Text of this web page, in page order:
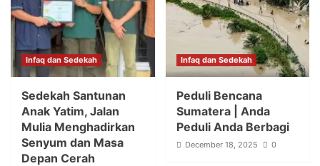
Infaq dan Sedekah
Sedekah Santunan
Anak Yatim, Jalan
Mulia Menghadirkan
Senyum dan Masa
Depan Cerah
Infaq dan Sedekah
Peduli Bencana
Sumatera | Anda
Peduli Anda Berbagi
December 18, 2025 0